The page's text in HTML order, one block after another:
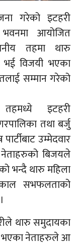
गरेको इटहरी
आयोजित
तहमा थारु
भई विजयी भएका
सम्मान गरेको
इटहरी
तथा बर्जु
उम्मेदवार
बिजयले
भन्दै थारु महिला
सभफलताको
थारु समुदायका
भएका नेताहरुले आ